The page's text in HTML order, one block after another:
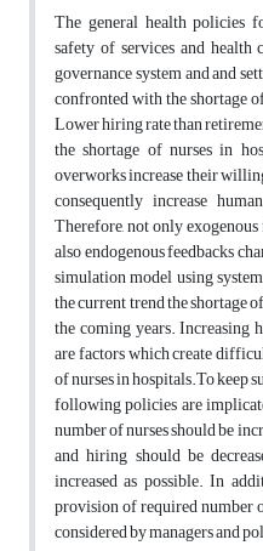
The general health policies
safety of services and
governance system and and
confronted with the shortage
Lower hiring rate than
the shortage of nurses in
overworks increase their
consequently increase
Therefore, not only
also endogenous feedbacks
simulation model using
the current trend the shortage
the coming years.
are factors which create
of nurses in hospitals.To keep
following policies are
number of nurses should be
and hiring should be
increased as possible. In
provision of required number
considered by managers and